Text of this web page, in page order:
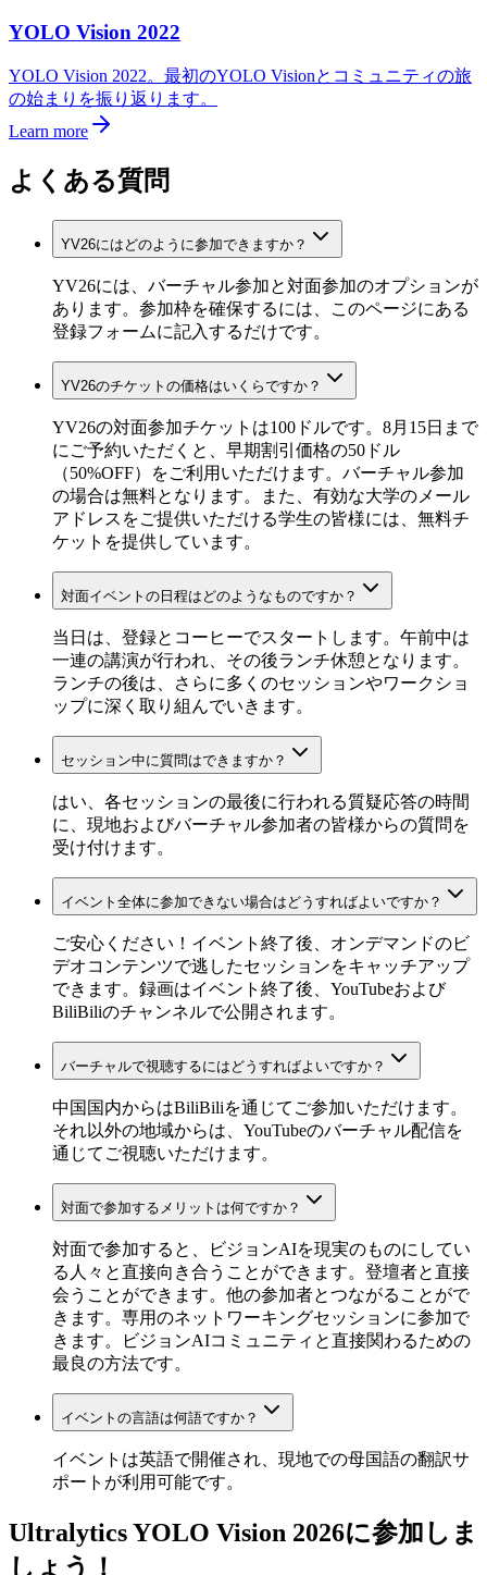
YOLO Vision 2022
YOLO Vision 2022。最初のYOLO Visionとコミュニティの旅
の始まりを振り返ります。
Learn more
よくある質問
YV26にはどのように参加できますか？
YV26には、バーチャル参加と対面参加のオプションが
あります。参加枠を確保するには、このページにある
登録フォームに記入するだけです。
YV26のチケットの価格はいくらですか？
YV26の対面参加チケットは100ドルです。8月15日まで
にご予約いただくと、早期割引価格の50ドル
（50%OFF）をご利用いただけます。バーチャル参加
の場合は無料となります。また、有効な大学のメール
アドレスをご提供いただける学生の皆様には、無料チ
ケットを提供しています。
対面イベントの日程はどのようなものですか？
当日は、登録とコーヒーでスタートします。午前中は
一連の講演が行われ、その後ランチ休憩となります。
ランチの後は、さらに多くのセッションやワークショ
ップに深く取り組んでいきます。
セッション中に質問はできますか？
はい、各セッションの最後に行われる質疑応答の時間
に、現地およびバーチャル参加者の皆様からの質問を
受け付けます。
イベント全体に参加できない場合はどうすればよいですか？
ご安心ください！イベント終了後、オンデマンドのビ
デオコンテンツで逃したセッションをキャッチアップ
できます。録画はイベント終了後、YouTubeおよび
BiliBiliのチャンネルで公開されます。
バーチャルで視聴するにはどうすればよいですか？
中国国内からはBiliBiliを通じてご参加いただけます。
それ以外の地域からは、YouTubeのバーチャル配信を
通じてご視聴いただけます。
対面で参加するメリットは何ですか？
対面で参加すると、ビジョンAIを現実のものにしてい
る人々と直接向き合うことができます。登壇者と直接
会うことができます。他の参加者とつながることがで
きます。専用のネットワーキングセッションに参加で
きます。ビジョンAIコミュニティと直接関わるための
最良の方法です。
イベントの言語は何語ですか？
イベントは英語で開催され、現地での母国語の翻訳サ
ポートが利用可能です。
Ultralytics YOLO Vision 2026に参加しま
しょう！